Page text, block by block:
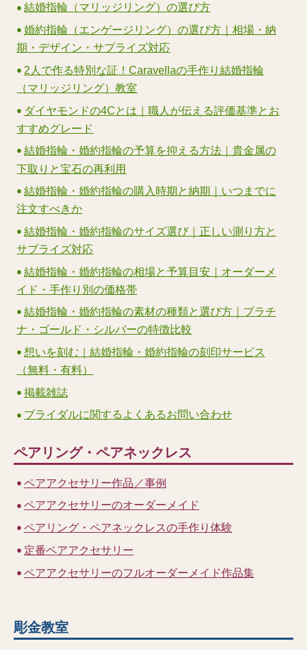
結婚指輪（マリッジリング）の選び方
婚約指輪（エンゲージリング）の選び方｜相場・納
期・デザイン・サプライズ対応
2人で作る特別な証！Caravellaの手作り結婚指輪
（マリッジリング）教室
ダイヤモンドの4Cとは｜職人が伝える評価基準とお
すすめグレード
結婚指輪・婚約指輪の予算を抑える方法｜貴金属の
下取りと宝石の再利用
結婚指輪・婚約指輪の購入時期と納期｜いつまでに
注文すべきか
結婚指輪・婚約指輪のサイズ選び｜正しい測り方と
サプライズ対応
結婚指輪・婚約指輪の相場と予算目安｜オーダーメ
イド・手作り別の価格帯
結婚指輪・婚約指輪の素材の種類と選び方｜プラチ
ナ・ゴールド・シルバーの特徴比較
想いを刻む｜結婚指輪・婚約指輪の刻印サービス
（無料・有料）
掲載雑誌
ブライダルに関するよくあるお問い合わせ
ペアリング・ペアネックレス
ペアアクセサリー作品／事例
ペアアクセサリーのオーダーメイド
ペアリング・ペアネックレスの手作り体験
定番ペアアクセサリー
ペアアクセサリーのフルオーダーメイド作品集
彫金教室